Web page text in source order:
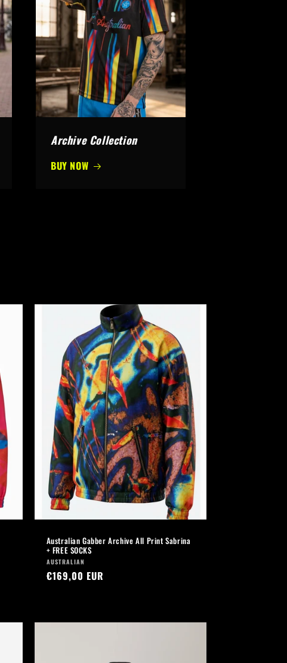
Archive Collection
BUY NOW
Australian Gabber Archive All Print Sabrina
+ FREE SOCKS
Fournisseur :
AUSTRALIAN
Prix
€169,00 EUR